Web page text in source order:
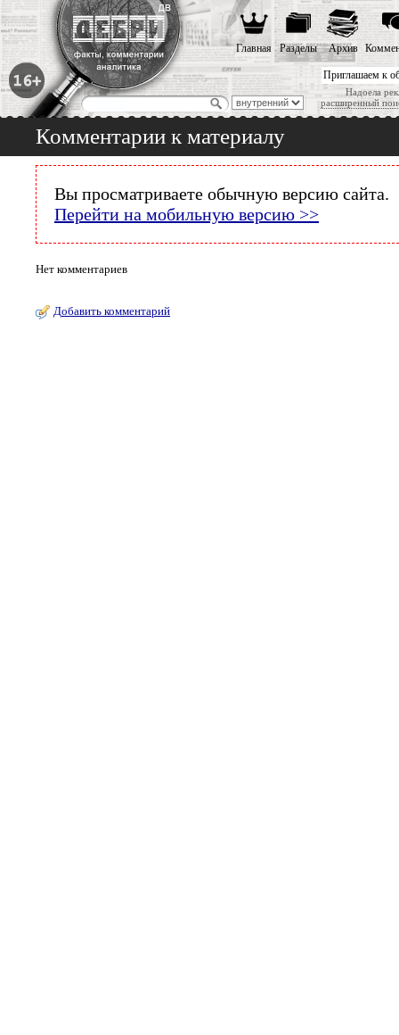
Приглашаем к
Надоела
расширенный
Главная Разделы Архив
Комментарии к материалу
Вы просматриваете обычную версию сайта.
Перейти на мобильную версию >>
Нет комментариев
Добавить комментарий